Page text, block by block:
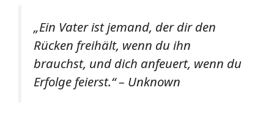
„Ein Vater ist jemand, der dir den
Rücken freihält, wenn du ihn
brauchst, und dich anfeuert, wenn du
Erfolge feierst.“ – Unknown